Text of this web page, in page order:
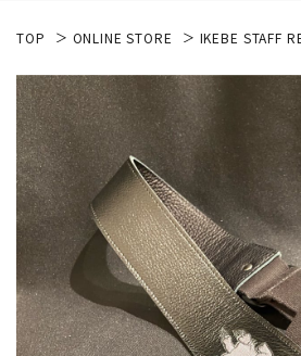
エレキギター
ベース
ドラム
TOP ONLINE STORE IKEBE STAFF